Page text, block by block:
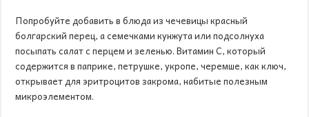
Попробуйте добавить в блюда из чечевицы красный
болгарский перец, а семечками кунжута или подсолнуха
посыпать салат с перцем и зеленью. Витамин С, который
содержится в паприке, петрушке, укропе, черемше, как ключ,
открывает для эритроцитов закрома, набитые полезным
микроэлементом.